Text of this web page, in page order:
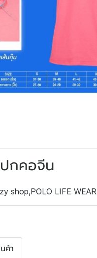
ปกคอจีน
shop,POLO LIFE WEAR
ค้า